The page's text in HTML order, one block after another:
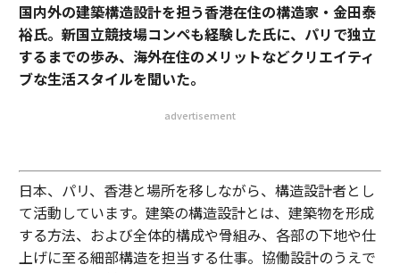
国内外の建築構造設計を担う香港在住の構造家・金田泰
裕氏。新国立競技場コンペも経験した氏に、パリで独立
するまでの歩み、海外在住のメリットなどクリエイティ
ブな生活スタイルを聞いた。
advertisement
日本、パリ、香港と場所を移しながら、構造設計者とし
て活動しています。建築の構造設計とは、建築物を形成
する方法、および全体的構成や骨組み、各部の下地や仕
上げに至る細部構造を担当する仕事。協働設計のうえで